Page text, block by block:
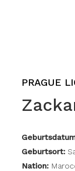
PRAGUE
Geburtsort:
Nation: